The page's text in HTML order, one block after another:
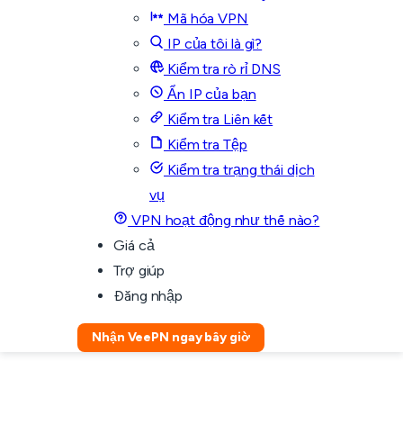
Mã hóa VPN
IP của tôi là gì?
Kiểm tra rò rỉ DNS
Ẩn IP của bạn
Kiểm tra Liên kết
Kiểm tra Tệp
Kiểm tra trạng thái dịch
vụ
VPN hoạt động như thế nào?
Giá cả
Trợ giúp
Đăng nhập
Nhận VeePN ngay bây giờ